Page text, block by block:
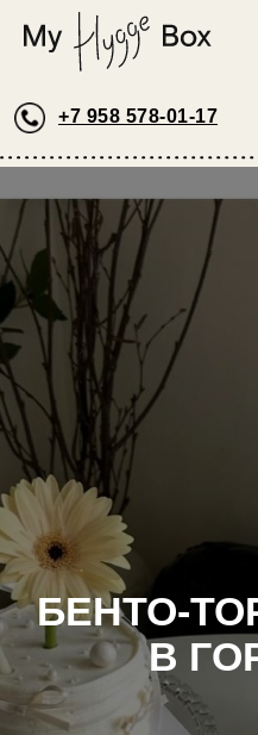
+7 958 578-01-17
БЕНТО-
В